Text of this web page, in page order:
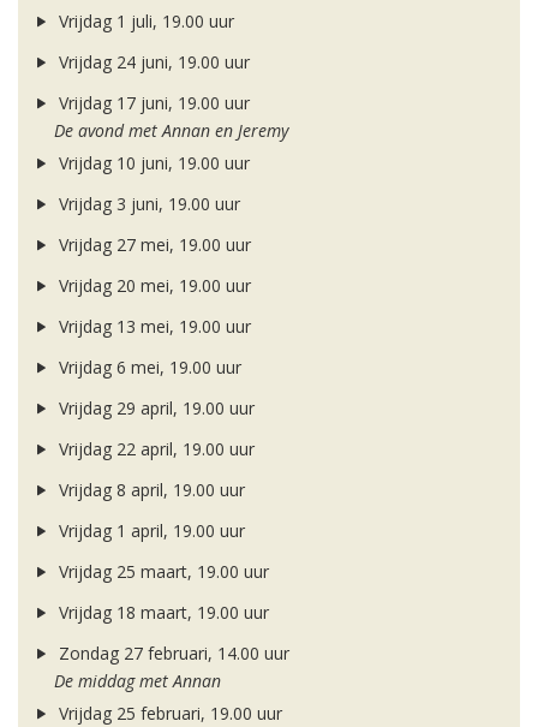
Vrijdag 1 juli, 19.00 uur
Vrijdag 24 juni, 19.00 uur
Vrijdag 17 juni, 19.00 uur
De avond met Annan en Jeremy
Vrijdag 10 juni, 19.00 uur
Vrijdag 3 juni, 19.00 uur
Vrijdag 27 mei, 19.00 uur
Vrijdag 20 mei, 19.00 uur
Vrijdag 13 mei, 19.00 uur
Vrijdag 6 mei, 19.00 uur
Vrijdag 29 april, 19.00 uur
Vrijdag 22 april, 19.00 uur
Vrijdag 8 april, 19.00 uur
Vrijdag 1 april, 19.00 uur
Vrijdag 25 maart, 19.00 uur
Vrijdag 18 maart, 19.00 uur
Zondag 27 februari, 14.00 uur
De middag met Annan
Vrijdag 25 februari, 19.00 uur